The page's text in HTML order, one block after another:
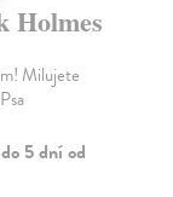
Holmes
Milujete
5 dní od